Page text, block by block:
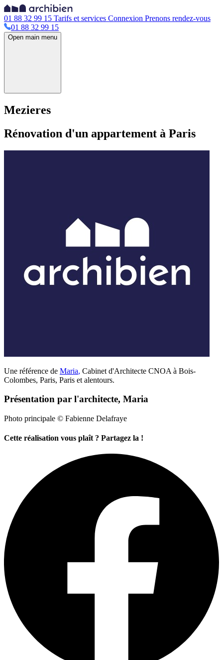
01 88 32 99 15 Tarifs et services Connexion Prenons rendez-vous
01 88 32 99 15
Open main menu
Mezieres
Rénovation d'un appartement à Paris
Une référence de Maria, Cabinet d'Architecte CNOA à Bois-
Colombes, Paris, Paris et alentours.
Présentation par l'architecte, Maria
Photo principale © Fabienne Delafraye
Cette réalisation vous plaît ? Partagez la !